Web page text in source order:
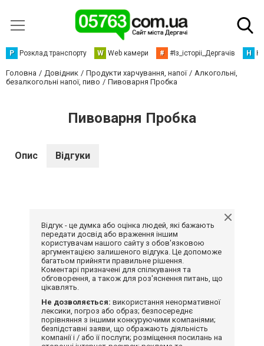
Р Розклад транспорту W Web камери # #Із_історіі_Дергачів Н
Головна Довідник Продукти харчування, напої
Алкогольні,
безалкогольні напої, пиво
Пивоварня Пробка
Пивоварня Пробка
Опис Відгуки
Відгук - це думка або оцінка людей, які бажають
передати досвід або враження іншим
користувачам нашого сайту з обов'язковою
аргументацією залишеного відгука. Це допоможе
багатьом прийняти правильне рішення.
Коментарі призначені для спілкування та
обговорення, а також для роз'яснення питань, що
цікавлять.
Не дозволяється: використання ненормативної
лексики, погроз або образ; безпосереднє
порівняння з іншими конкуруючими компаніями;
безпідставні заяви, що ображають діяльність
компанії і / або її послуги; розміщення посилань на